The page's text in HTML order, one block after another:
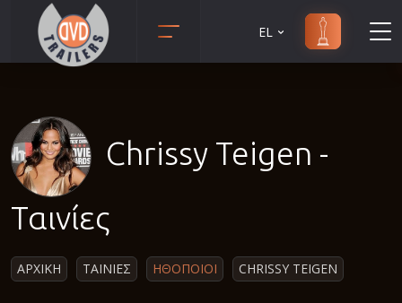
Αισθησιακές
Γουέστερν
EL
Chrissy Teigen -
Ταινίες
ΑΡΧΙΚΗ ΤΑΙΝΙΕΣ ΗΘΟΠΟΙΟΙ CHRISSY TEIGEN